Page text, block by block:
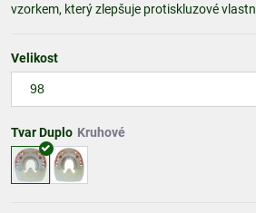
vzorkem, který zlepšuje protiskluzové
Velikost
Tvar Duplo